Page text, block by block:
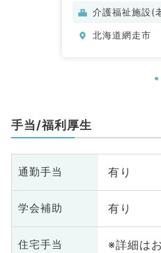
科、消化器内
全般、一般外科
介護福祉施設(
北海道網走市
手当/福利厚生
通勤手当 有り
学会補助 有り
住宅手当 ※詳細は